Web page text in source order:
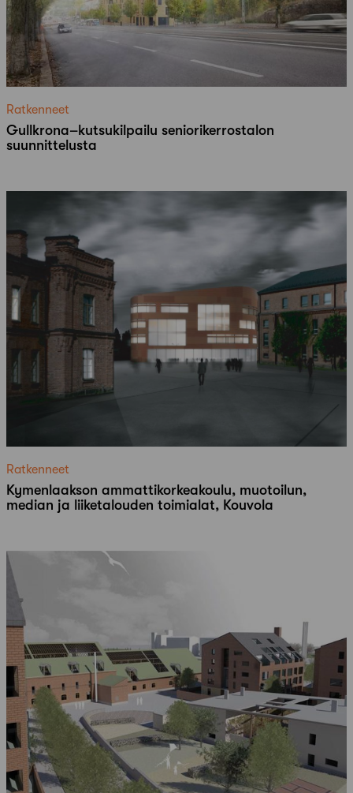
Ratkenneet
Gullkrona–kutsukilpailu seniorikerrostalon
suunnittelusta
Ratkenneet
Kymenlaakson ammattikorkeakoulu, muotoilun,
median ja liiketalouden toimialat, Kouvola